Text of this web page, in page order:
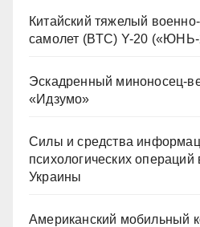
Китайский тяжелый
самолет (BTC) Y-20
Эскадренный миноносец-
«Идзумо»
Силы и средства
психологических
Украины
Американский мобильный